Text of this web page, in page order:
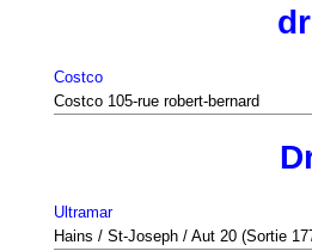
Costco
Costco 105-rue robert-bernard
Ultramar
Hains / St-Joseph / Aut 20 (Sortie